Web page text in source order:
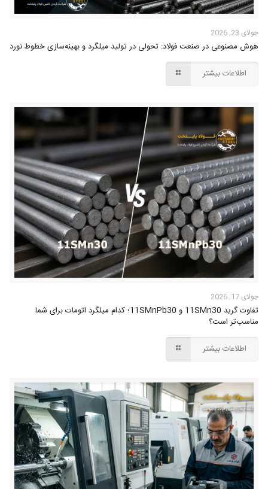
جولای 23, 2026
هوش مصنوعی در صنعت فولاد: تحولی در تولید میلگرد و بهینه‌سازی خطوط نورد
اطلاعات بیشتر
جولای 17, 2026
تفاوت گرید 11SMn30 و 11SMnPb30؛ کدام میلگرد اتومات برای شما
مناسب‌تر است؟
اطلاعات بیشتر